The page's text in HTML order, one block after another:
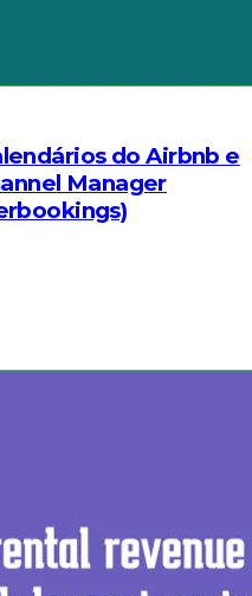
do Airbnb e
Manager